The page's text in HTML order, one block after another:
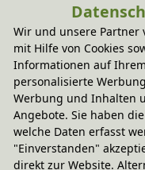
Baumwollbezug,
Matratzenschoner
für optimale
Optional mit
Die bionik Bioduo
einem Kern aus 5
Wir und unsere Partner
mit Hilfe von Cookies
Informationen auf
personalisierte
Werbung und Inhalten
Angebote. Sie haben
welche Daten erfasst
"Einverstanden"
direkt zur Website.